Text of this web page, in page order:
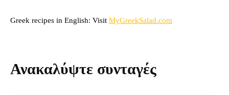
Greek recipes in English: Visit MyGreekSalad.com
Ανακαλύψτε συνταγές